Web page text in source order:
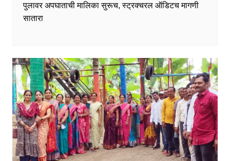
पुलावर अपघाताची मालिका सुरूच, स्ट्रक्चरल ऑडिटच मागणी
सातारा